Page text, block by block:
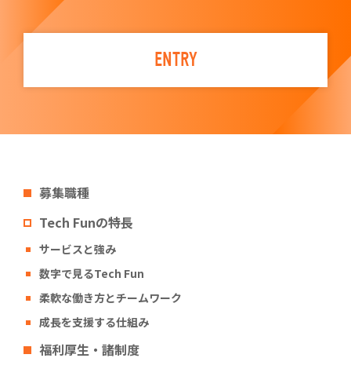
ENTRY
募集職種
Tech Funの特長
サービスと強み
数字で見るTech Fun
柔軟な働き方とチームワーク
成長を支援する仕組み
福利厚生・諸制度